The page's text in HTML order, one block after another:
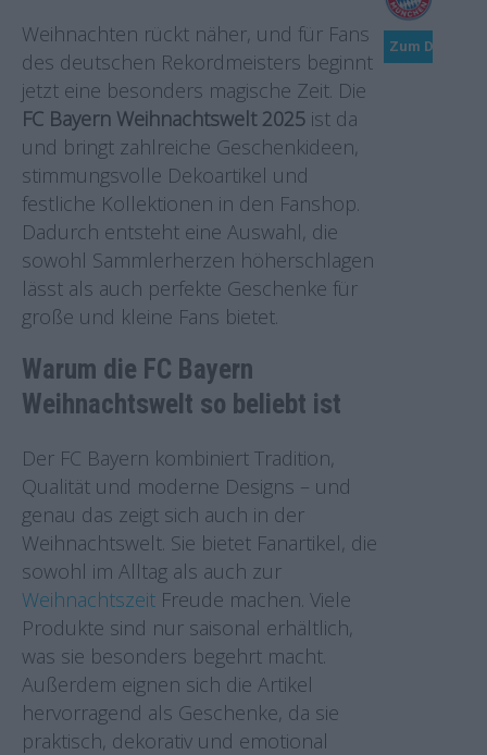
Weihnachten rückt näher, und für Fans
des deutschen Rekordmeisters beginnt
jetzt eine besonders magische Zeit. Die
FC Bayern Weihnachtswelt 2025 ist da
und bringt zahlreiche Geschenkideen,
stimmungsvolle Dekoartikel und
festliche Kollektionen in den Fanshop.
Dadurch entsteht eine Auswahl, die
sowohl Sammlerherzen höherschlagen
lässt als auch perfekte Geschenke für
große und kleine Fans bietet.
Warum die FC Bayern
Weihnachtswelt so beliebt ist
Der FC Bayern kombiniert Tradition,
Qualität und moderne Designs – und
genau das zeigt sich auch in der
Weihnachtswelt. Sie bietet Fanartikel, die
sowohl im Alltag als auch zur
Weihnachtszeit Freude machen. Viele
Produkte sind nur saisonal erhältlich,
was sie besonders begehrt macht.
Außerdem eignen sich die Artikel
hervorragend als Geschenke, da sie
praktisch, dekorativ und emotional
Zum Deal